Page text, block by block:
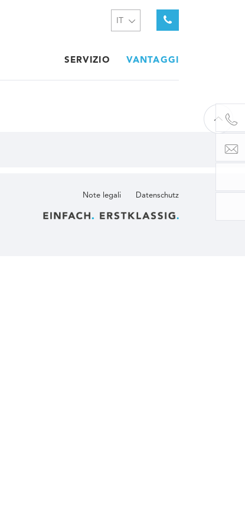
SERVIZIO VANTAGGI
Note legali Datenschutz